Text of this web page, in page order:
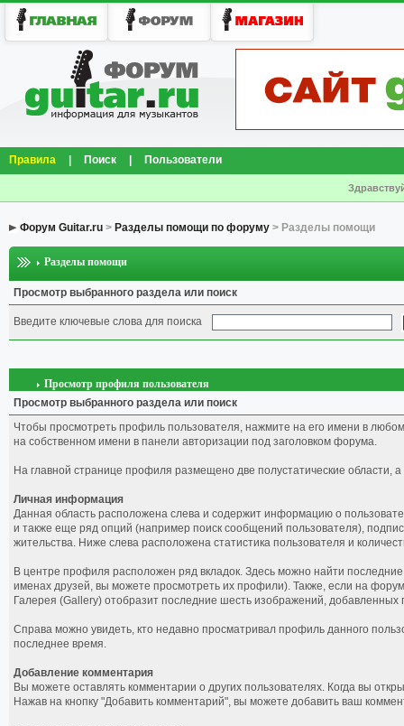
Правила Поиск Пользователи
Форум Guitar.ru > Разделы помощи по форуму > Разделы помощи
Разделы помощи
Просмотр выбранного раздела или поиск
Введите ключевые слова для поиска
Просмотр профиля пользователя
Просмотр выбранного раздела или поиск
Чтобы просмотреть профиль пользователя, нажмите на его имени в
на собственном имени в панели авторизации под заголовком форума.
На главной странице профиля размещено две полустатические области,
Личная информация
Данная область расположена слева и содержит информацию о
и также еще ряд опций (например поиск сообщений пользователя),
жительства. Ниже слева расположена статистика пользователя и
В центре профиля расположен ряд вкладок. Здесь можно найти
именах друзей, вы можете просмотреть их профили). Также, если на
Галерея (Gallery) отобразит последние шесть изображений,
Справа можно увидеть, кто недавно просматривал профиль данного
последнее время.
Добавление комментария
Вы можете оставлять комментарии о других пользователях. Когда вы
Нажав на кнопку "Добавить комментарий", вы можете добавить ваш